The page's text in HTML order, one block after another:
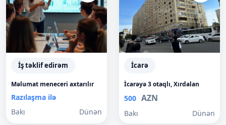
İş təklif edirəm
Məlumat meneceri axtarılır
Razılaşma ilə
Bakı
Dünən
İcarə
İcarəyə 3 otaqlı, Xırdalan
500 AZN
Bakı Dünən